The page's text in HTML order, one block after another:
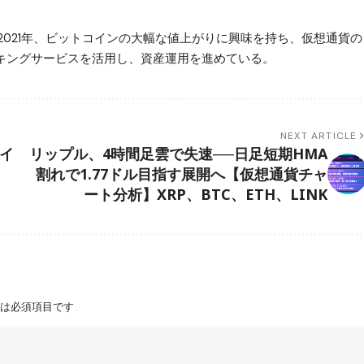
年、ビットコインの大幅な値上がりに興味を持ち、仮想通貨の
グサービスを活用し、資産運用を進めている。
NEXT ARTICLE
リップル、4時間足雲で失速──日足短期HMA
割れで1.77ドル目指す展開へ【仮想通貨チャ
ート分析】XRP、BTC、ETH、LINK
必須項目です